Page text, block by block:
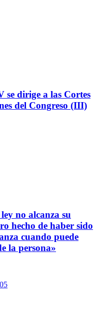
se dirige a las Cortes
del Congreso (III)
no alcanza su
hecho de haber sido
cuando puede
la persona»